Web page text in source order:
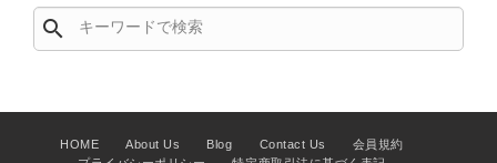
た迅速にお届けできたとのこと、大変
安心いたしました！ さらに、「思っ
けましたら幸いです。 また気になる
search
HOME About Us Blog Contact Us
会員規約